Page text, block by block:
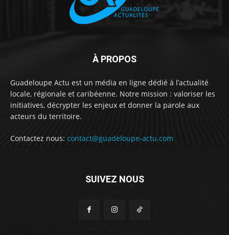
À PROPOS
Guadeloupe Actu est un média en ligne dédié à l’actualité
locale, régionale et caribéenne. Notre mission : valoriser les
initiatives, décrypter les enjeux et donner la parole aux
acteurs du territoire.
Contactez nous: contact@guadeloupe-actu.com
SUIVEZ NOUS